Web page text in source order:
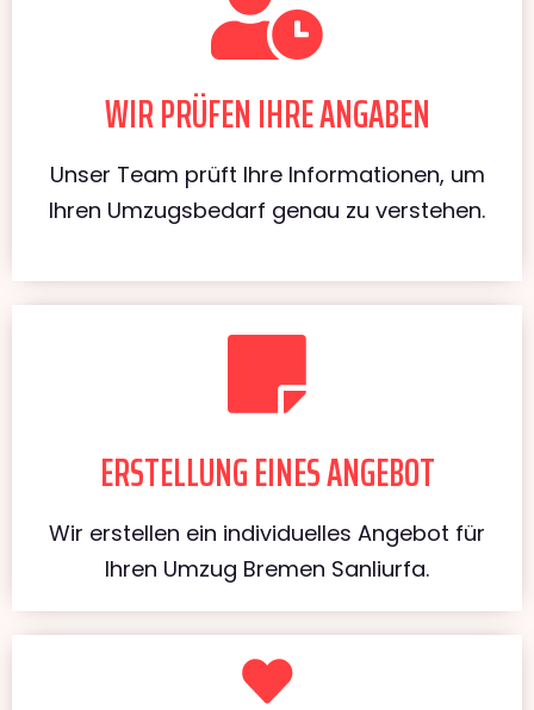
WIR PRÜFEN IHRE ANGABEN
Unser Team prüft Ihre Informationen, um
Ihren Umzugsbedarf genau zu verstehen.
ERSTELLUNG EINES ANGEBOT
Wir erstellen ein individuelles Angebot für
Ihren Umzug Bremen Sanliurfa.